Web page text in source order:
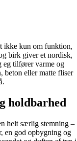
ikke kun om funktion,
birk giver et nordisk,
eg tilfører varme og
beton eller matte fliser
holdbarhed
helt særlig stemning –
en god opbygning og